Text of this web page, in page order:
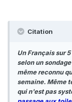
Citation
Un Français sur
selon un
même reconnu
semaine. Même
qui n'est pas